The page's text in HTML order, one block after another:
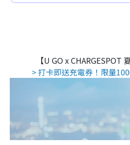
【U GO x CHARGESPOT
> 打卡即送充電券！限量